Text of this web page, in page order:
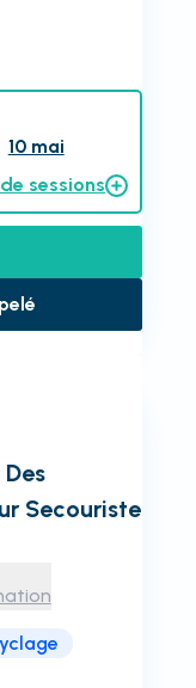
10 mai
sessions
Secouriste